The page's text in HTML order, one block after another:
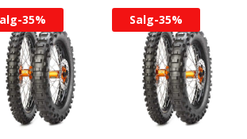
kr 2.125,00.
er:
kr 1.381,00.
kr 2.244,00.
er:
kr 1.459,00.
35% Salg-35%